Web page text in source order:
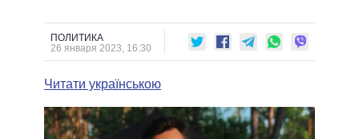
ГЛАВЫ ОБЛАДМИНИСТРАЦИЙ
МЭРЫ
ВСЕ ПЕРСОНЫ
СРАВНЕНИЕ ПОЛИТИКОВ
ПОЛИТИКА
26 января 2023, 16:30
Читати українською